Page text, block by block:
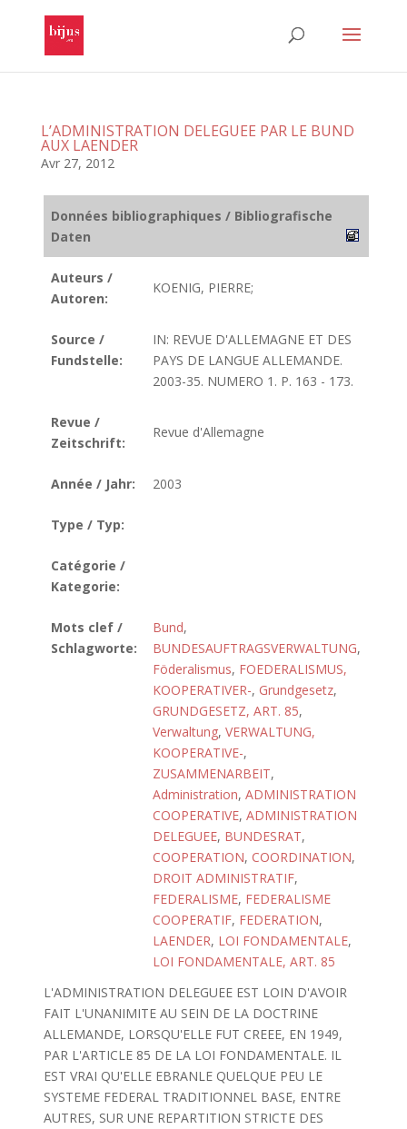
L’ADMINISTRATION DELEGUEE PAR LE BUND
AUX LAENDER
Avr 27, 2012
Données bibliographiques / Bibliografische
Daten
Auteurs /
Autoren:
KOENIG, PIERRE;
Source /
Fundstelle:
IN: REVUE D'ALLEMAGNE ET DES
PAYS DE LANGUE ALLEMANDE.
2003-35. NUMERO 1. P. 163 - 173.
Revue /
Zeitschrift:
Revue d'Allemagne
Année / Jahr: 2003
Type / Typ:
Catégorie /
Kategorie:
Mots clef /
Schlagworte:
Bund,
BUNDESAUFTRAGSVERWALTUNG,
Föderalismus, FOEDERALISMUS,
KOOPERATIVER-, Grundgesetz,
GRUNDGESETZ, ART. 85,
Verwaltung, VERWALTUNG,
KOOPERATIVE-,
ZUSAMMENARBEIT,
Administration, ADMINISTRATION
COOPERATIVE, ADMINISTRATION
DELEGUEE, BUNDESRAT,
COOPERATION, COORDINATION,
DROIT ADMINISTRATIF,
FEDERALISME, FEDERALISME
COOPERATIF, FEDERATION,
LAENDER, LOI FONDAMENTALE,
LOI FONDAMENTALE, ART. 85
L'ADMINISTRATION DELEGUEE EST LOIN D'AVOIR
FAIT L'UNANIMITE AU SEIN DE LA DOCTRINE
ALLEMANDE, LORSQU'ELLE FUT CREEE, EN 1949,
PAR L'ARTICLE 85 DE LA LOI FONDAMENTALE. IL
EST VRAI QU'ELLE EBRANLE QUELQUE PEU LE
SYSTEME FEDERAL TRADITIONNEL BASE, ENTRE
AUTRES, SUR UNE REPARTITION STRICTE DES